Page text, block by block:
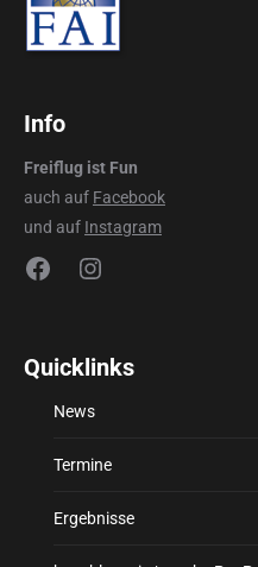
Info
Freiflug ist Fun
auch auf Facebook
und auf Instagram
FacebookInstagram
Quicklinks
News
Termine
Ergebnisse